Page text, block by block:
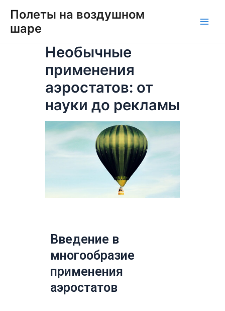
содержимому
Полеты на воздушном
шаре
Необычные
применения
аэростатов: от
науки до рекламы
Введение в
многообразие
применения
аэростатов
записям